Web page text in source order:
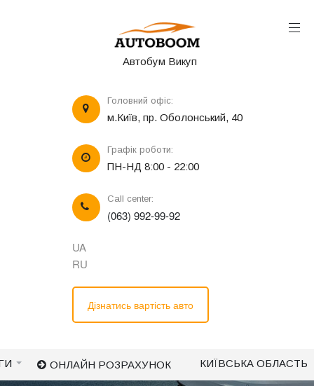
Автобум Викуп
Головний офіс:
м.Київ, пр. Оболонський, 40
Графік роботи:
ПН-НД 8:00 - 22:00
Call center:
(063) 992-99-92
UA
RU
Дізнатись вартість авто
ОНЛАЙН РОЗРАХУНОК КИЇВСЬКА ОБЛАСТЬ